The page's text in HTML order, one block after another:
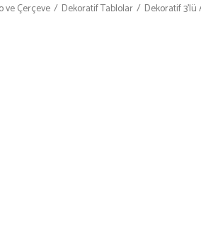
ve Çerçeve Dekoratif Tablolar Dekoratif